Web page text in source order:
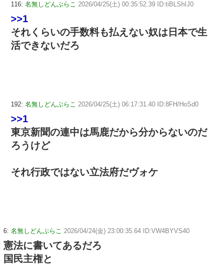
116: 名無しどんぶらこ 2026/04/25(土) 00:35:52.39 ID:tiBLShIJ0
>>1
それくらいの手数料も払えない奴は日本で生
活できないだろ
192: 名無しどんぶらこ 2026/04/25(土) 06:17:31.40 ID:8FH/HoSd0
>>1
東京新聞の連中は馬鹿だから分からないのだ
ろうけど
それ行政ではない立法府だヴォケ
6: 名無しどんぶらこ 2026/04/24(金) 23:00:35.64 ID:VW4BYVS40
憲法に書いてあるだろ
国民主権と